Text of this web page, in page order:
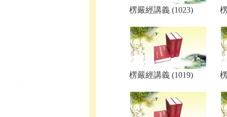
楞嚴經講義 (1023)
楞嚴經講義 (1019)